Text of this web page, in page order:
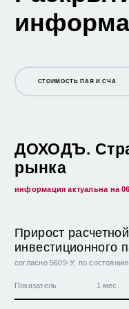
СТОИМОСТЬ ПАЯ И СЧА
ПРАВИЛА ОПРЕДЕЛЕНИЯ
ЕЖЕМЕСЯЧНАЯ
ЕЖЕГОДНАЯ ОТЧЕТНОСТЬ
УСЛОВИЯ ПРИОБРЕТЕНИЯ
ДОХОДЪ.
рынка
информация актуальна на
Прирост
инвестиционного
согласно 5609-У, по
Показатель 1 мес.